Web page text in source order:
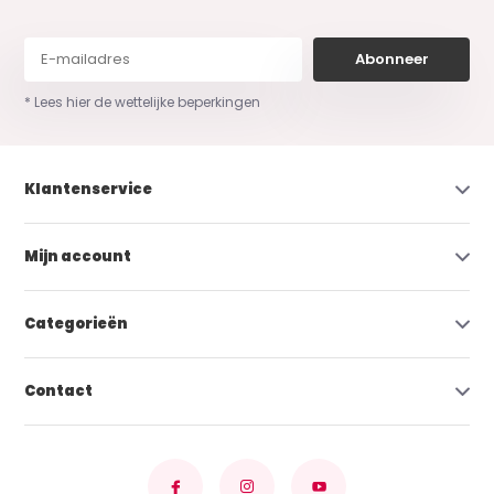
Abonneer
* Lees hier de wettelijke beperkingen
Klantenservice
Mijn account
Categorieën
Contact